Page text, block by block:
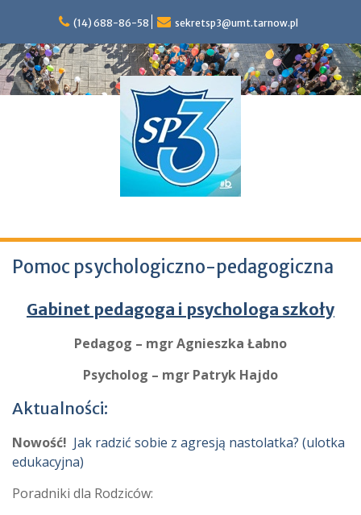
i
p
t
o
(14) 688-86-58 sekretsp3@umt.tarnow.pl
Pomoc psychologiczno-pedagogiczna
Gabinet pedagoga i psychologa szkoły
Pedagog – mgrAgnieszka Łabno
Psycholog – mgr Patryk Hajdo
Aktualności:
Nowość! Jak radzić sobie z agresją nastolatka? (ulotka
edukacyjna)
Poradniki dla Rodziców: